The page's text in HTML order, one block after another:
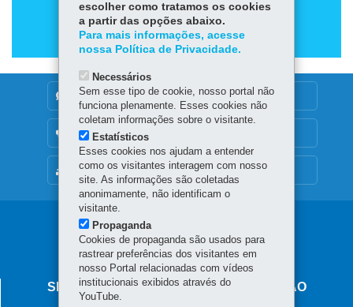
MAPA DO SITE
DENUNCIE CORRUPÇÃO
OUVIDORIA
SECRETARIA DE ESTADO DA EDUCAÇÃO
escolher como tratamos os cookies
a partir das opções abaixo.
Para mais informações, acesse
nossa Política de Privacidade.
Necessários
Sem esse tipo de cookie, nosso portal não
funciona plenamente. Esses cookies não
coletam informações sobre o visitante.
Estatísticos
Esses cookies nos ajudam a entender
como os visitantes interagem com nosso
site. As informações são coletadas
anonimamente, não identificam o
visitante.
Propaganda
Cookies de propaganda são usados para
rastrear preferências dos visitantes em
nosso Portal relacionadas com vídeos
institucionais exibidos através do
YouTube.